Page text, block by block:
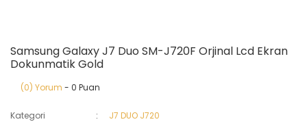
Samsung Galaxy J7 Duo SM-J720F Orjinal Lcd Ekran
Dokunmatik Gold
(0) Yorum - 0 Puan
Kategori
J7 DUO J720